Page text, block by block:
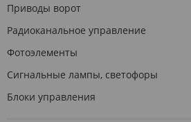
Приводы ворот
Радиоканальное управление
Фотоэлементы
Сигнальные лампы, светофоры
Блоки управления